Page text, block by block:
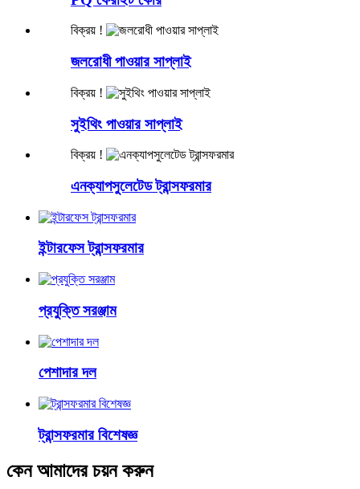
বিক্রয় !
জলরোধী পাওয়ার সাপ্লাই
বিক্রয় !
সুইথিং পাওয়ার সাপ্লাই
বিক্রয় !
এনক্যাপসুলেটেড ট্রান্সফরমার
ইন্টারফেস ট্রান্সফরমার
প্রযুক্তি সরঞ্জাম
পেশাদার দল
ট্রান্সফরমার বিশেষজ্ঞ
কেন আমাদের চয়ন করুন